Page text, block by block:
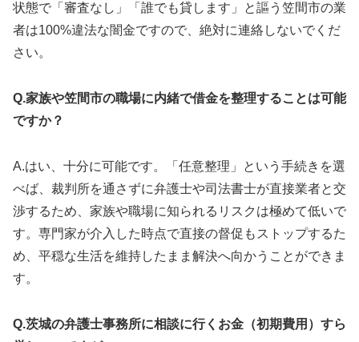
状態で「審査なし」「誰でも貸します」と謳う笠間市の業
者は100%違法な闇金ですので、絶対に連絡しないでくだ
さい。
Q.家族や笠間市の職場に内緒で借金を整理することは可能
ですか？
A.はい、十分に可能です。「任意整理」という手続きを選
べば、裁判所を通さずに弁護士や司法書士が直接業者と交
渉するため、家族や職場に知られるリスクは極めて低いで
す。専門家が介入した時点で直接の督促もストップするた
め、平穏な生活を維持したまま解決へ向かうことができま
す。
Q.茨城の弁護士事務所に相談に行くお金（初期費用）すら